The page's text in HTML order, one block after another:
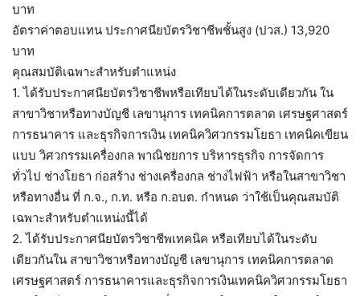
บาท
อัตราค่าตอบแทน ประกาศนียบัตรวิชาชีพชั้นสูง (ปวส.) 13,920
บาท
คุณสมบัติเฉพาะสำหรับตำแหน่ง
1. ได้รับประกาศนียบัตรวิชาชีพหรือเทียบได้ในระดับเดียวกัน ใน
สาขาวิชาหรือทางบัญชี เลขานุการ เทคนิคการตลาด เศรษฐศาสตร์
การธนาคาร และธุรกิจการเงิน เทคนิควิศวกรรมโยธา เทคนิคเขียน
แบบ วิศวกรรมเครื่องกล พาณิชยการ บริหารธุรกิจ การจัดการ
ทั่วไป ช่างโยธา ก่อสร้าง ช่างเครื่องกล ช่างไฟฟ้า หรือในสาขาวิชา
หรือทางอื่น ที่ ก.จ., ก.ท. หรือ ก.อบต. กำหนด ว่าใช้เป็นคุณสมบัติ
เฉพาะสำหรับตำแหน่งนี้ได้
2. ได้รับประกาศนียบัตรวิชาชีพเทคนิค หรือเทียบได้ในระดับ
เดียวกันใน สาขาวิชาหรือทางบัญชี เลขานุการ เทคนิคการตลาด
เศรษฐศาสตร์ การธนาคารและธุรกิจการเงินเทคนิควิศวกรรมโยธา